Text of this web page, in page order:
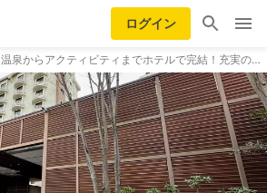
ログイン
温泉からアクティビティまでホテルで完結！充実の…